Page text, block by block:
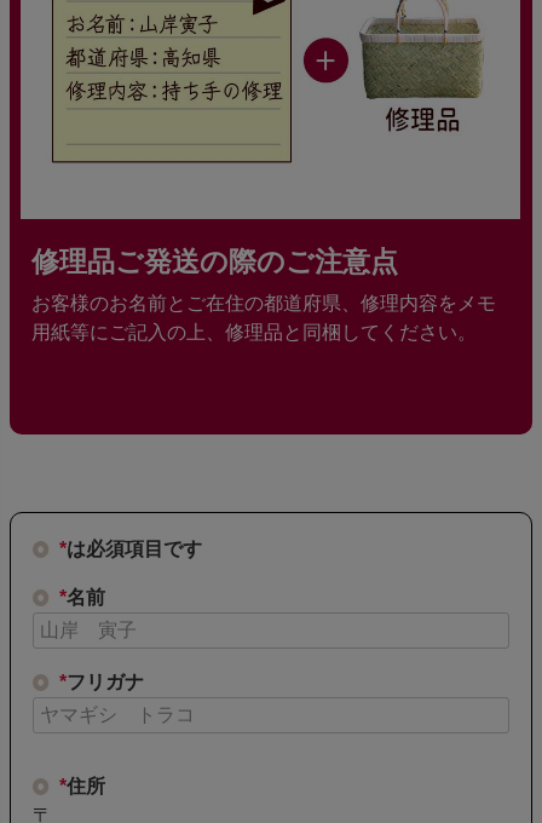
修理品ご発送の際のご注意点
お客様のお名前とご在住の都道府県、修理内容をメモ
用紙等にご記入の上、修理品と同梱してください。
*は必須項目です
*名前
*フリガナ
*住所
〒